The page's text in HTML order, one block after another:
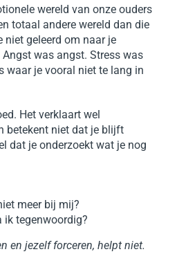
wereld van onze ouders
totaal andere wereld dan die
niet geleerd om naar je
was angst. Stress was
waar je vooral niet te lang in
Het verklaart wel
betekent niet dat je blijft
dat je onderzoekt wat je nog
meer bij mij?
ik tegenwoordig?
en jezelf forceren, helpt niet.